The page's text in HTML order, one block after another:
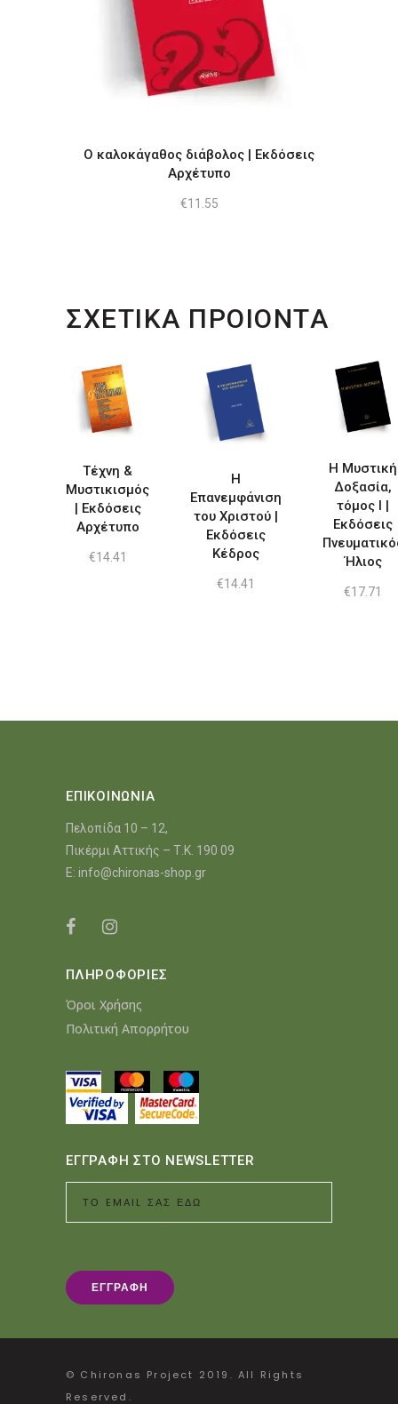
Ο καλοκάγαθος διάβολος | Εκδόσεις
Αρχέτυπο
€11.55
ΣΧΕΤΙΚΑ ΠΡΟΙΟΝΤΑ
Τέχνη &
Μυστικισμός
| Εκδόσεις
Αρχέτυπο
€14.41
Η
Επανεμφάνιση
του Χριστού |
Εκδόσεις
Κέδρος
€14.41
Η Μυστική
Δοξασία,
τόμος Ι |
Εκδόσεις
Ήλιος
€17.71
ΕΠΙΚΟΙΝΩΝΙΑ
Πελοπίδα 10 – 12,
Πικέρμι Αττικής – Τ.Κ. 190 09
E: info@chironas-shop.gr
ΠΛΗΡΟΦΟΡΙΕΣ
Όροι Χρήσης
Πολιτική Απορρήτου
ΕΓΓΡΑΦΗ ΣΤΟ NEWSLETTER
© Chironas Project 2019. All Rights
Reserved.